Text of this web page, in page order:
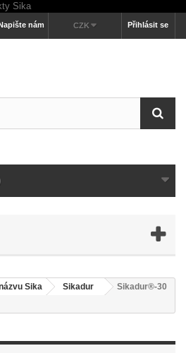
Přihlásit se
CZK
nám
Sika Sikadur
Sikadur®-30